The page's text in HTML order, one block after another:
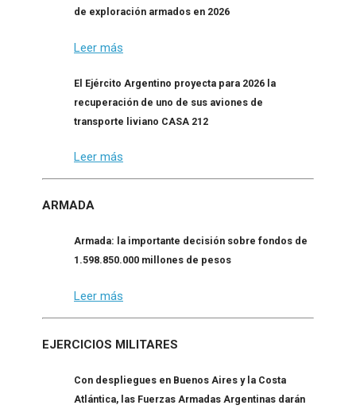
de exploración armados en 2026
Leer más
El Ejército Argentino proyecta para 2026 la
recuperación de uno de sus aviones de
transporte liviano CASA 212
Leer más
ARMADA
Armada: la importante decisión sobre fondos de
1.598.850.000 millones de pesos
Leer más
EJERCICIOS MILITARES
Con despliegues en Buenos Aires y la Costa
Atlántica, las Fuerzas Armadas Argentinas darán